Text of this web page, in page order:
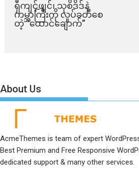
ရှီကျင့်ဖျင်၊ သုစိဒိဒ်နဲ့
ကမ္ဘာကြီးကို လှုပ်ခတ်စေ
တဲ့ “ထောင်ချောက်”
About Us
AcmeThemes is team of expert
Best Premium and Free Responsive
dedicated support & many other services.